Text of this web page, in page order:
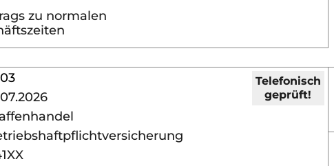
zu normalen
Telefonisch
geprüft!